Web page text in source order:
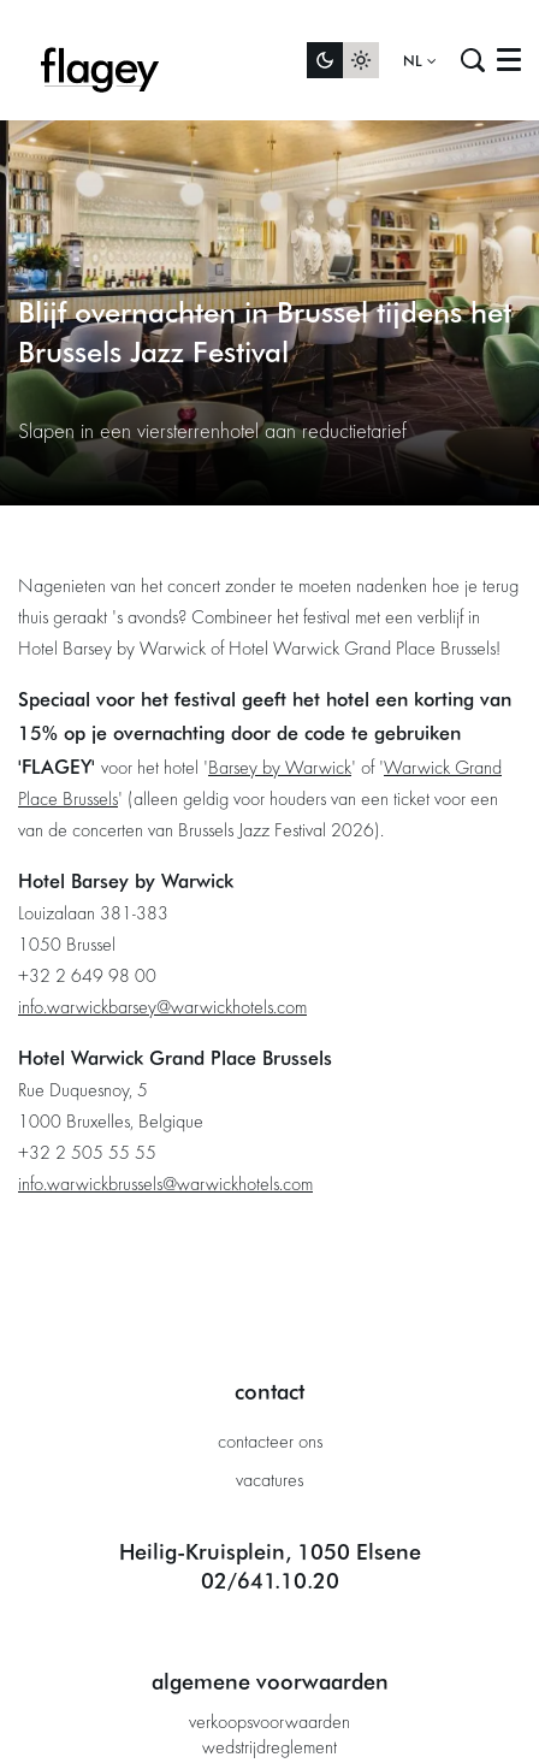
NL Menu
Blijf overnachten in Brussel tijdens het
Brussels Jazz Festival
Slapen in een viersterrenhotel aan reductietarief
Nagenieten van het concert zonder te moeten nadenken hoe je terug
thuis geraakt 's avonds? Combineer het festival met een verblijf in
Hotel Barsey by Warwick of Hotel Warwick Grand Place Brussels!
Speciaal voor het festival geeft het hotel een korting van
15% op je overnachting door de code te gebruiken
'FLAGEY' voor het hotel 'Barsey by Warwick' of 'Warwick Grand
Place Brussels' (alleen geldig voor houders van een ticket voor een
van de concerten van Brussels Jazz Festival 2026).
Hotel Barsey by Warwick
Louizalaan 381-383
1050 Brussel
+32 2 649 98 00
info.warwickbarsey@warwickhotels.com
Hotel Warwick Grand Place Brussels
Rue Duquesnoy, 5
1000 Bruxelles, Belgique
+32 2 505 55 55
info.warwickbrussels@warwickhotels.com
contact
contacteer ons
vacatures
Heilig-Kruisplein, 1050 Elsene
02/641.10.20
algemene voorwaarden
verkoopsvoorwaarden
wedstrijdreglement